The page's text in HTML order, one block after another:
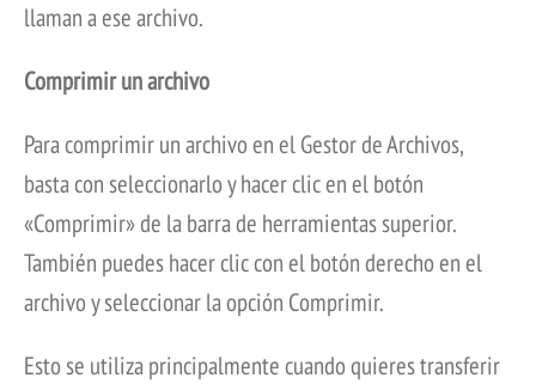
llaman a ese archivo.
Comprimir un archivo
Para comprimir un archivo en el Gestor de Archivos,
basta con seleccionarlo y hacer clic en el botón
«Comprimir» de la barra de herramientas superior.
También puedes hacer clic con el botón derecho en el
archivo y seleccionar la opción Comprimir.
Esto se utiliza principalmente cuando quieres transferir